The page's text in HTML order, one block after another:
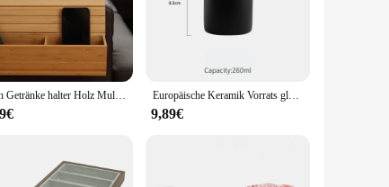
aesthetic, this bag is not just a storage solution
rooms, where space is at a premium. Whether you're
are securely stored, while the fabric's durability means
consumers.
functional but also aesthetically pleasing, ensuring
Couch Getränke halter Holz Multifunktions-TV-Fernbedienung Möbel Aufbewahrung tasche Multi,Sofa Armlehne Veranstalter Getränke halter Tablett Lagerung Europäische Keramik Vorrats glas Kanister minimalist ischen Stil Küche versiegelt Getreide Spender nach Hause Kaffee Tee Zucker behälter Veranstalter
9,89€